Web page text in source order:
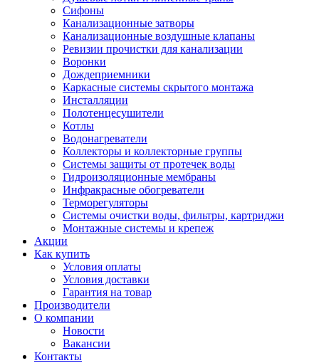
Сифоны
Канализационные затворы
Канализационные воздушные клапаны
Ревизии прочистки для канализации
Воронки
Дождеприемники
Каркасные системы скрытого монтажа
Инсталляции
Полотенцесушители
Котлы
Водонагреватели
Коллекторы и коллекторные группы
Системы защиты от протечек воды
Гидроизоляционные мембраны
Инфракрасные обогреватели
Терморегуляторы
Системы очистки воды, фильтры, картриджи
Монтажные системы и крепеж
Акции
Как купить
Условия оплаты
Условия доставки
Гарантия на товар
Производители
О компании
Новости
Вакансии
Контакты